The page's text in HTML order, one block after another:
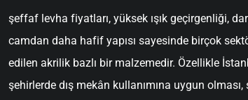
şeffaf levha fiyatları, yüksek ışık geçirgenliği,
camdan daha hafif yapısı sayesinde birçok
edilen akrilik bazlı bir malzemedir. Özellikle
şehirlerde dış mekân kullanımına uygun